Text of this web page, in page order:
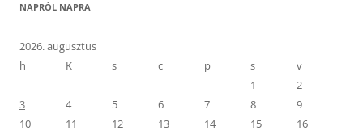
NAPRÓL NAPRA
2026. augusztus
h
K s c p s
v
1
2
3
4 5 6 7 8
9
10
11 12 13 14 15
16